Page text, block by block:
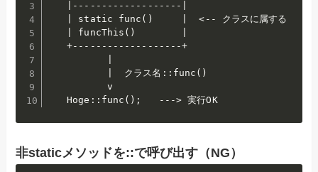
   |-------------------|
   | static func()     |  <-- クラスに属する
   | funcThis()        |
   +-------------------+
          |  クラス名::func()
          v
   Hoge::func();   ---> 実行OK
非staticメソッドを::で呼び出す（NG）